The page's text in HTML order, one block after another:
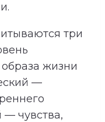
три
жизни
—
— чувства,